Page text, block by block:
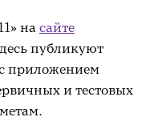
на сайте
публикуют
приложением
и тестовых